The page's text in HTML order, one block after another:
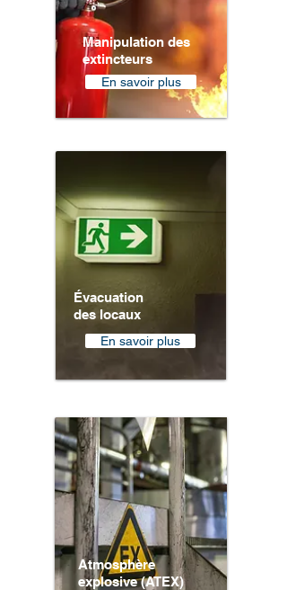
Manipulation des
extincteurs
En savoir plus
Évacuation
des locaux
En savoir plus
Atmosphère
explosive (ATEX)